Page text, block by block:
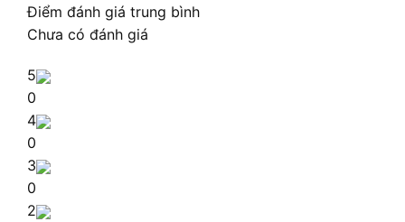
Điểm đánh giá trung bình
Chưa có đánh giá
5
0
4
0
3
0
2